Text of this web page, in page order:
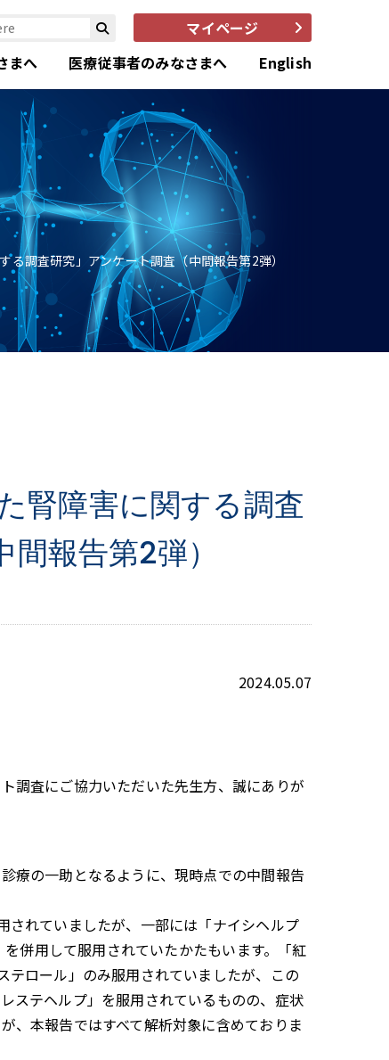
マイページ
まへ 医療従事者のみなさまへ English
る調査研究」アンケート調査（中間報告第2弾）
腎障害に関する調査
報告第2弾）
2024.05.07
調査にご協力いただいた先生方、誠にありが
療の一助となるように、現時点での中間報告
されていましたが、一部には「ナイシヘルプ
併用して服用されていたかたもいます。「紅
ロール」のみ服用されていましたが、この
ステヘルプ」を服用されているものの、症状
、本報告ではすべて解析対象に含めておりま